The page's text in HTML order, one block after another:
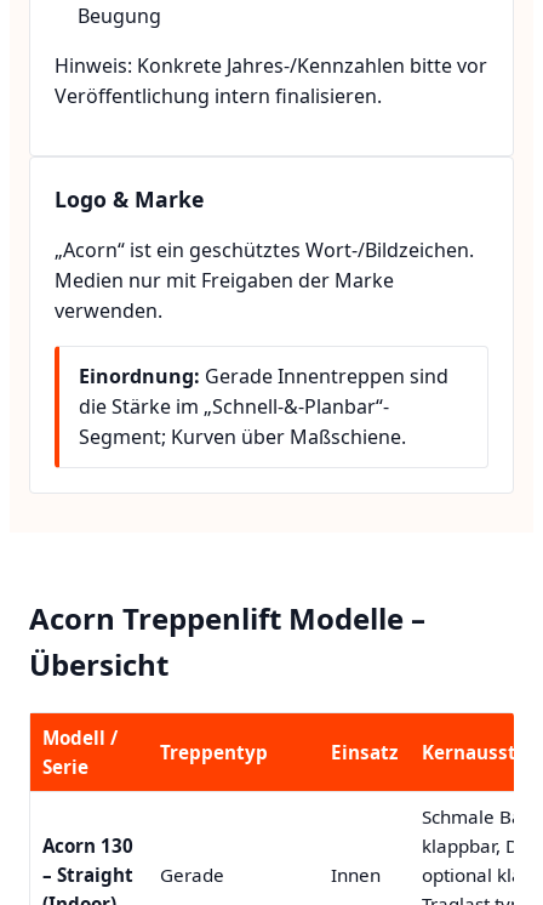
Beugung
Hinweis: Konkrete Jahres-/Kennzahlen bitte vor
Veröffentlichung intern finalisieren.
Logo & Marke
„Acorn“ ist ein geschütztes Wort-/Bildzeichen.
Medien nur mit Freigaben der Marke
verwenden.
Einordnung: Gerade Innentreppen sind
die Stärke im „Schnell-&-Planbar“-
Segment; Kurven über Maßschiene.
Acorn Treppenlift Modelle –
Übersicht
Modell /
Serie
Treppentyp Einsatz
Acorn 130
– Straight
Gerade Innen
Schmale
klappbar,
optional